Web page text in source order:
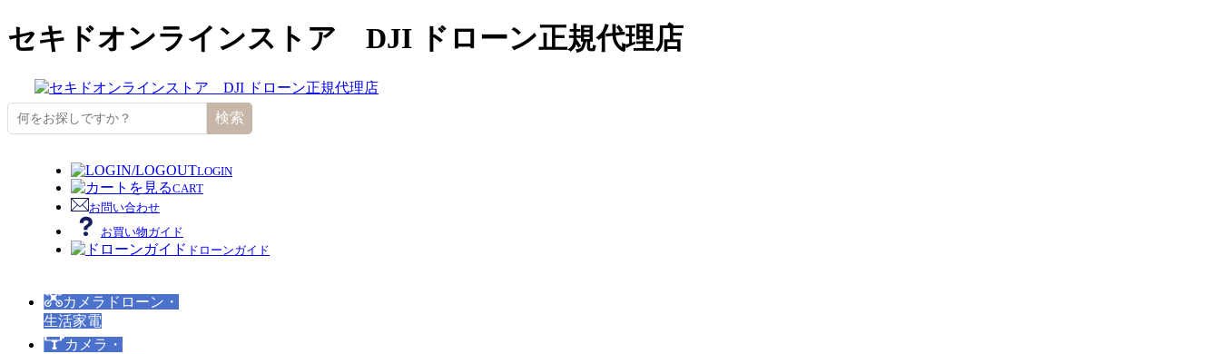
セキドオンラインストア DJI ドローン正規代理店
検索
LOGIN
CART
お問い合わせ
お買い物ガイド
ドローンガイド
カメラドローン・
生活家電
カメラ・